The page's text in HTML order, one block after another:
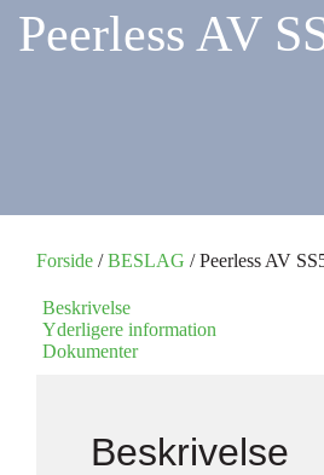
Peerless AV
Forside /BESLAG / Peerless AV
Beskrivelse
Yderligere information
Dokumenter
Beskrivelse